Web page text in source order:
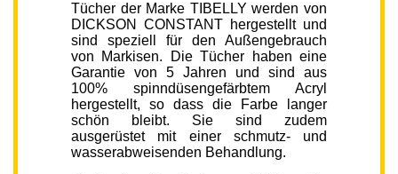
Tücher der Marke TIBELLY werden von
DICKSON CONSTANT hergestellt und
sind speziell für den Außengebrauch
von Markisen. Die Tücher haben eine
Garantie von 5 Jahren und sind aus
100% spinndüsengefärbtem Acryl
hergestellt, so dass die Farbe langer
schön bleibt. Sie sind zudem
ausgerüstet mit einer schmutz- und
wasserabweisenden Behandlung.